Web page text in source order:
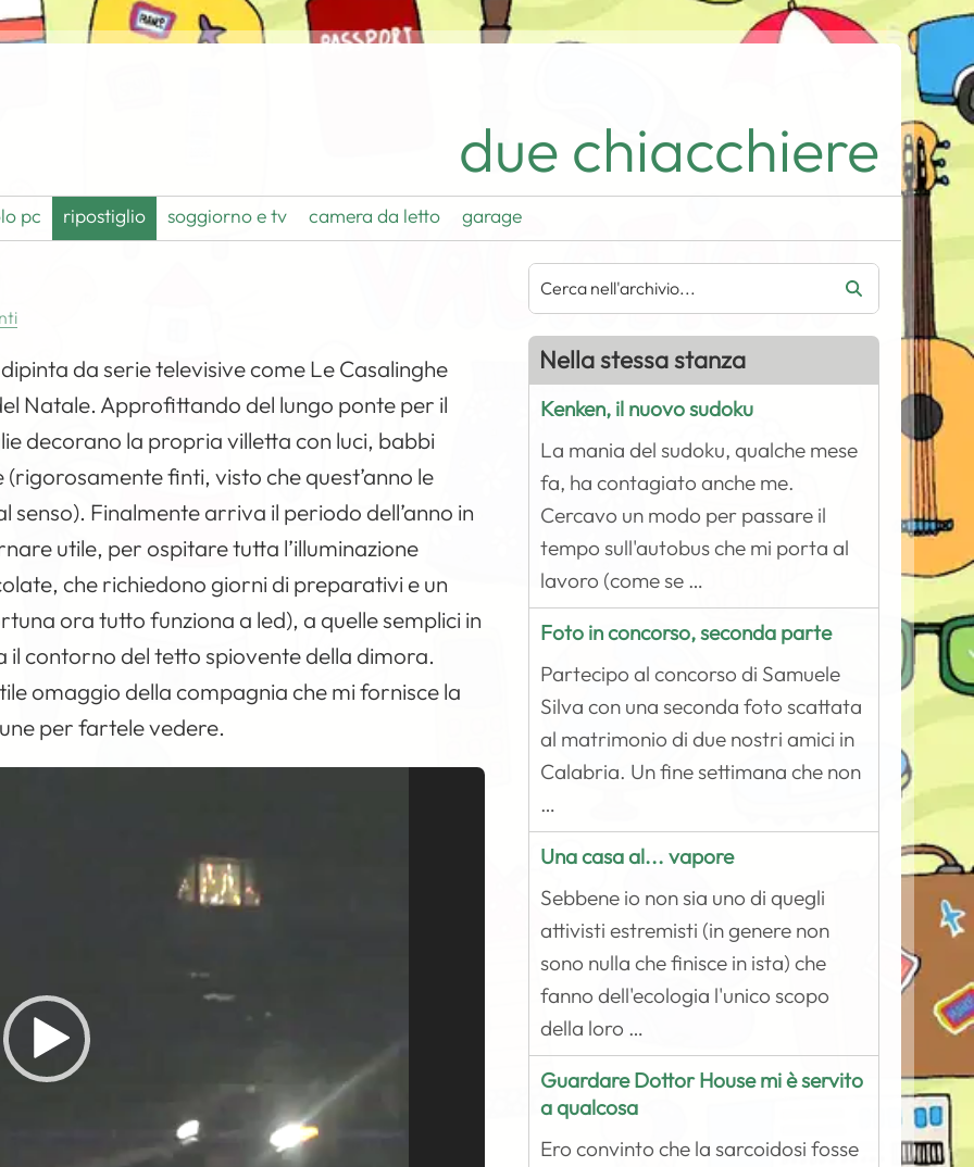
due chiacchiere
pc ripostiglio soggiorno e tv camera da letto garage
da serie televisive come Le Casalinghe
Natale. Approfittando del lungo ponte per il
decorano la propria villetta con luci, babbi
finti, visto che quest’anno le
senso). Finalmente arriva il periodo dell’anno in
utile, per ospitare tutta l’illuminazione
che richiedono giorni di preparativi e un
ora tutto funziona a led), a quelle semplici in
il contorno del tetto spiovente della dimora.
omaggio della compagnia che mi fornisce la
per fartele vedere.
Nella stessa stanza
Kenken, il nuovo sudoku
La mania del sudoku, qualche mese
fa, ha contagiato anche me.
Cercavo un modo per passare il
tempo sull'autobus che mi porta al
lavoro (come se …
Foto in concorso, seconda parte
Partecipo al concorso di Samuele
Silva con una seconda foto scattata
al matrimonio di due nostri amici in
Calabria. Un fine settimana che non
…
Una casa al... vapore
Sebbene io non sia uno di quegli
attivisti estremisti (in genere non
sono nulla che finisce in ista) che
fanno dell'ecologia l'unico scopo
della loro …
Guardare Dottor House mi è servito
a qualcosa
Ero convinto che la sarcoidosi fosse